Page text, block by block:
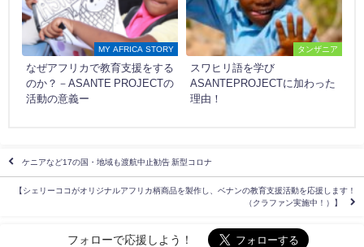
MY AFRICA STORY
なぜアフリカで教育支援をする
のか？－ASANTE PROJECTの
活動の意義ー
タンザニア
スワヒリ語を学び
ASANTEPROJECTに加わった
理由！
ケニアなど17の国・地域も渡航中止勧告 新型コロナ
【シェリーココがオリジナルアフリカ柄商品を製作し、ベナンの教育支援活動を応援します！
（クラファン実施中！）】
フォローで応援しよう！